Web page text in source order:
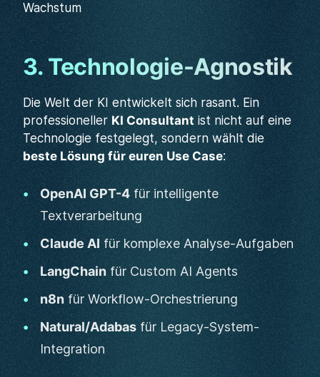
Wachstum
3. Technologie-Agnostik
Die Welt der KI entwickelt sich rasant. Ein
professioneller KI Consultant ist nicht auf eine
Technologie festgelegt, sondern wählt die
beste Lösung für euren Use Case:
OpenAI GPT-4 für intelligente
Textverarbeitung
Claude AI für komplexe Analyse-Aufgaben
LangChain für Custom AI Agents
n8n für Workflow-Orchestrierung
Natural/Adabas für Legacy-System-
Integration